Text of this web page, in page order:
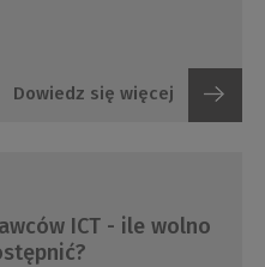
Dowiedz się więcej
ICT - ile wolno